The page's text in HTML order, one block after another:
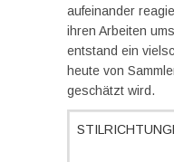
aufeinander
ihren Arbeiten
entstand ein
heute von
geschätzt wird.